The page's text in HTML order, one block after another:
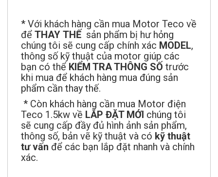
* Với khách hàng cần mua Motor Teco về
để THAY THẾ sản phẩm bị hư hỏng
chúng tôi sẽ cung cấp chính xác MODEL,
thông số kỹ thuật của motor giúp các
bạn có thể KIỂM TRA THÔNG SỐ trước
khi mua để khách hàng mua đúng sản
phẩm cần thay thế.
* Còn khách hàng cần mua Motor điện
Teco 1.5kw về LẮP ĐẶT MỚI chúng tôi
sẽ cung cấp đầy đủ hình ảnh sản phẩm,
thông số, bản vẽ kỹ thuật và có kỹ thuật
tư vấn để các bạn lắp đặt nhanh và chính
xác.